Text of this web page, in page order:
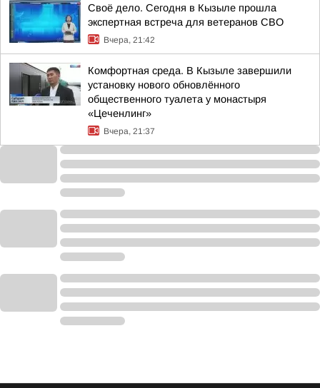
Своё дело. Сегодня в Кызыле прошла
экспертная встреча для ветеранов СВО
Вчера, 21:42
Комфортная среда. В Кызыле завершили
установку нового обновлённого
общественного туалета у монастыря
«Цеченлинг»
Вчера, 21:37